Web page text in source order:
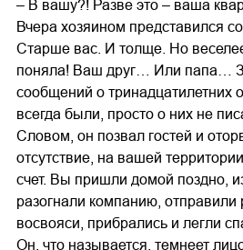
– В вашу?! Разве это – ваша
Вчера хозяином представился
Старше вас. И толще. Но
поняла! Ваш друг… Или папа…
сообщений о тринадцатилетних
всегда были, просто о них не
Словом, он позвал гостей и
отсутствие, на вашей
счет. Вы пришли домой поздно,
разогнали компанию, отправили
восвояси, прибрались и легли
Он, что называется, темнеет